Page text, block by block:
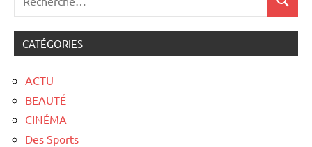
CATÉGORIES
ACTU
BEAUTÉ
CINÉMA
Des Sports